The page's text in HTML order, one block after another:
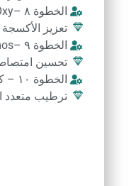
الخطوة ٨ –Mask Oxy (١٥ دقيقة)
ﺗﻌﺰﻳﺰ اﻷﻛﺴﺠﺔ
الخطوة ٩ –Katalosmos(دقيقتان)
ﺗﺤﺴﻴﻦ
الخطوة ١٠ – كريم Hyaluronic ٤D + ProSkin Cream (٣ دقائق)
ﺗﺮﻃﻴﺐ ﻣﺘﻌﺪد